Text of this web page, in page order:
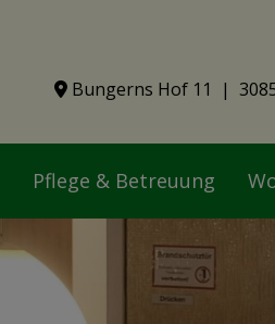
Bungerns Hof 11 |
Pflege & Betreuung